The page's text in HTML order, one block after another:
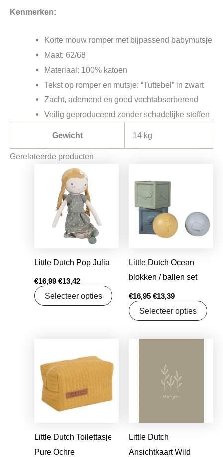
Kenmerken:
Korte mouw romper met bijpassend babymutsje
Maat: 62/68
Materiaal: 100% katoen
Tekst op romper en mutsje: “Tuttebel” in zwart
Zacht, ademend en goed vochtabsorberend
Veilig geproduceerd zonder schadelijke stoffen
Gewicht 14 kg
Gerelateerde producten
Little Dutch Pop Julia
€16,99
Oorspronkelijke
prijs
was:
€16,99.
€13,42
prijs
is:
€13,42.
Selecteer opties
Little Dutch Ocean
blokken / ballen set
€16,95
was:
€16,95.
€13,39
Selecteer opties
Little Dutch Toilettasje
Pure Ochre
was:
is:
Little Dutch
Ansichtkaart Wild
€1,25.€0,99.